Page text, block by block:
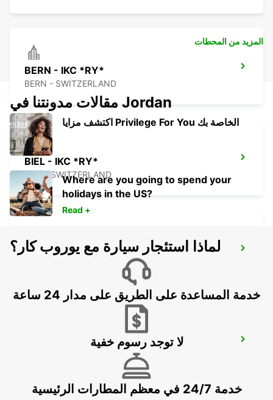
BERN - IKC *RY*
BERN - SWITZERLAND
BIEL - IKC *RY*
BIEL - SWITZERLAND
OLTEN PARKING NEUHARD - IKC *RY*
THUN - IKC *RY*
المزيد من المحطات
مقالات مدونتنا في Jordan
اكتشف مزايا Privilege For You الخاصة بك
Where are you going to spend your
holidays in the US?
Read +
لماذا استئجار سيارة مع يوروب كار؟
خدمة المساعدة على الطريق على مدار 24 ساعة
لا توجد رسوم خفية
خدمة 24/7 في معظم المطارات الرئيسية